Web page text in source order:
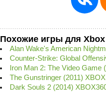
Похожие игры для Xbox
Alan Wake's American
Counter-Strike: Global
Iron Man 2: The Video Game
The Gunstringer (2011)
Dark Souls 2 (2014)